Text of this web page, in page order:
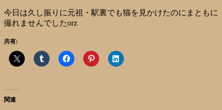
今日は久し振りに元祖・駅裏でも猫を見かけたのにまともに
撮れませんでしたorz
共有:
関連